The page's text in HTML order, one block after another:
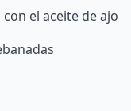
el aceite de ajo